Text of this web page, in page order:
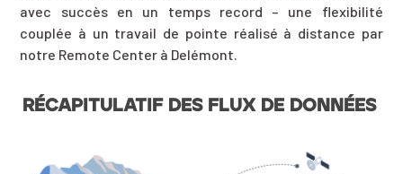
avec succès en un temps record – une flexibilité
couplée à un travail de pointe réalisé à distance par
notre Remote Center à Delémont.
RÉCAPITULATIF DES FLUX DE DONNÉES